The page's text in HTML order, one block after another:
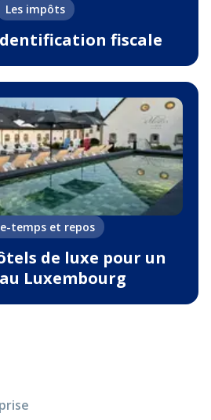
Les impôts
fiscale
temps et repos
de luxe pour un
Luxembourg